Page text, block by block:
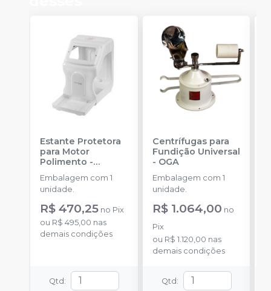
Estante Protetora
para Motor
Polimento -
ESSENCE DENTAL
Embalagem com 1
unidade.
R$ 470,25 no Pix
ou R$ 495,00 nas
demais condições
Qtd :
Centrífugas para
Fundição Universal
- OGA
Embalagem com 1
unidade.
R$ 1.064,00 no
Pix
ou R$ 1.120,00 nas
demais condições
Qtd :